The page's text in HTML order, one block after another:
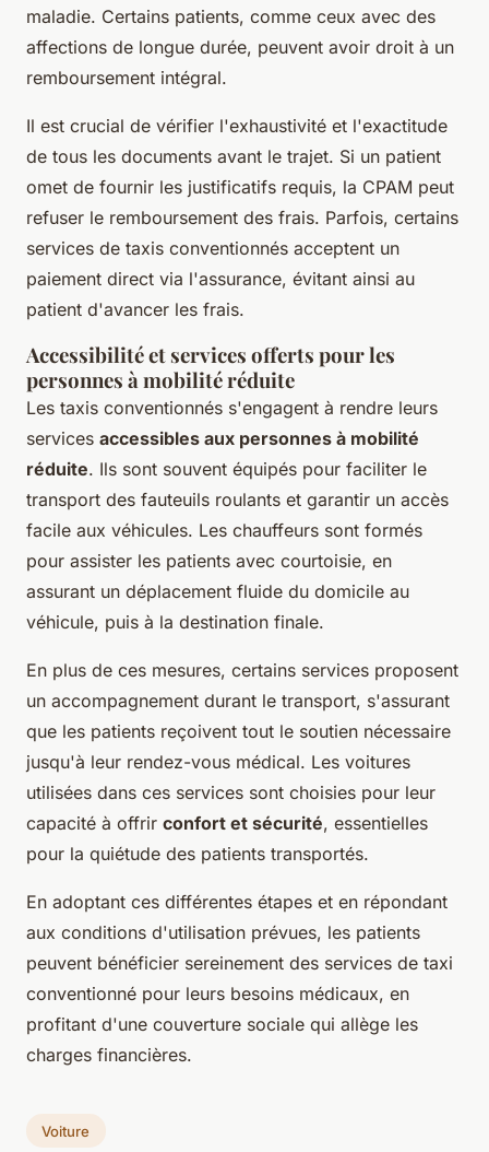
maladie. Certains patients, comme ceux avec des
affections de longue durée, peuvent avoir droit à un
remboursement intégral.
Il est crucial de vérifier l'exhaustivité et l'exactitude
de tous les documents avant le trajet. Si un patient
omet de fournir les justificatifs requis, la CPAM peut
refuser le remboursement des frais. Parfois, certains
services de taxis conventionnés acceptent un
paiement direct via l'assurance, évitant ainsi au
patient d'avancer les frais.
Accessibilité et services offerts pour les
personnes à mobilité réduite
Les taxis conventionnés s'engagent à rendre leurs
services accessibles aux personnes à mobilité
réduite. Ils sont souvent équipés pour faciliter le
transport des fauteuils roulants et garantir un accès
facile aux véhicules. Les chauffeurs sont formés
pour assister les patients avec courtoisie, en
assurant un déplacement fluide du domicile au
véhicule, puis à la destination finale.
En plus de ces mesures, certains services proposent
un accompagnement durant le transport, s'assurant
que les patients reçoivent tout le soutien nécessaire
jusqu'à leur rendez-vous médical. Les voitures
utilisées dans ces services sont choisies pour leur
capacité à offrir confort et sécurité, essentielles
pour la quiétude des patients transportés.
En adoptant ces différentes étapes et en répondant
aux conditions d'utilisation prévues, les patients
peuvent bénéficier sereinement des services de taxi
conventionné pour leurs besoins médicaux, en
profitant d'une couverture sociale qui allège les
charges financières.
Voiture